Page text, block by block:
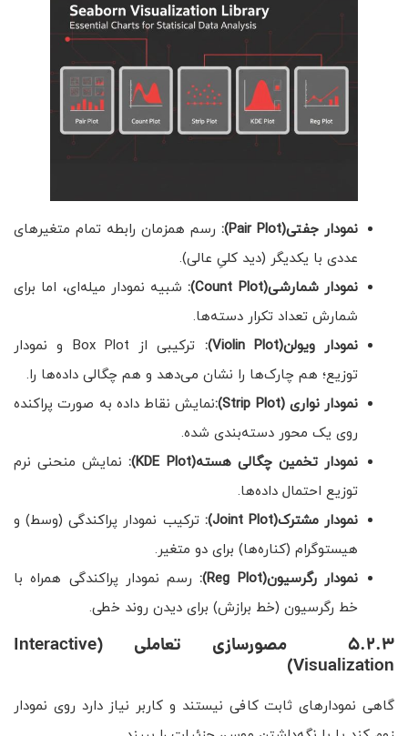
نمودار جفتی(Pair Plot)
: رسم همزمان رابطه تمام متغیرهای
عددی با یکدیگر (دید کلیِ عالی).
نمودار شمارشی(Count Plot)
: شبیه نمودار میله‌ای، اما برای
شمارش تعداد تکرار دسته‌ها.
نمودار ویولن(Violin Plot)
:
ترکیبی از Box Plot و نمودار
توزیع؛ هم چارک‌ها را نشان می‌دهد و هم چگالی داده‌ها را.
نمودار نواری (Strip Plot):
نمایش نقاط داده به صورت پراکنده
روی یک محور دسته‌بندی شده.
نمودار تخمین چگالی هسته(KDE Plot)
: نمایش منحنی نرم
توزیع احتمال داده‌ها.
نمودار مشترک(Joint Plot)
:ترکیب نمودار پراکندگی (وسط) و
هیستوگرام (کناره‌ها) برای دو متغیر.
نمودار رگرسیون(Reg Plot)
: رسم نمودار پراکندگی همراه با
خط رگرسیون (خط برازش) برای دیدن روند خطی.
5.2.3 مصورسازی تعاملی (Interactive
Visualization)
گاهی نمودارهای ثابت کافی نیستند و کاربر نیاز دارد روی نمودار